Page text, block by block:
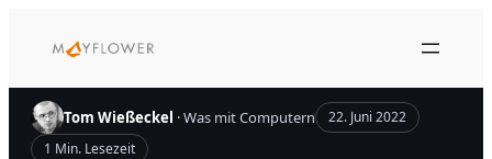
Inhalt
Tom Wießeckel · Was mit Computern
22. Juni 2022
1 Min. Lesezeit